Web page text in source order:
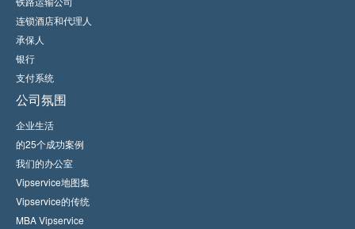
连锁酒店和代理人
承保人
银行
支付系统
公司氛围
企业生活
的25个成功案例
我们的办公室
Vipservice地图集
Vipservice的传统
MBA Vipservice